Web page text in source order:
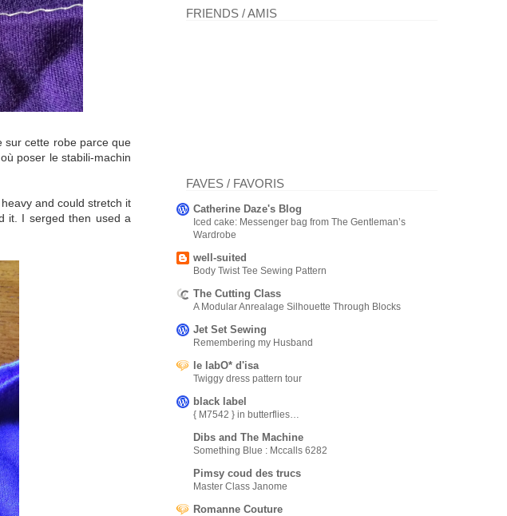
sur cette robe parce que
poser le stabili-machin
and could stretch it
it. I serged then used a
FRIENDS / AMIS
FAVES / FAVORIS
Catherine Daze's Blog
Iced cake: Messenger bag from The Gentleman’s
Wardrobe
well-suited
Body Twist Tee Sewing Pattern
The Cutting Class
A Modular Anrealage Silhouette Through Blocks
Jet Set Sewing
Remembering my Husband
le labO* d'isa
Twiggy dress pattern tour
black label
{ M7542 } in butterflies…
Dibs and The Machine
Something Blue : Mccalls 6282
Pimsy coud des trucs
Master Class Janome
Romanne Couture